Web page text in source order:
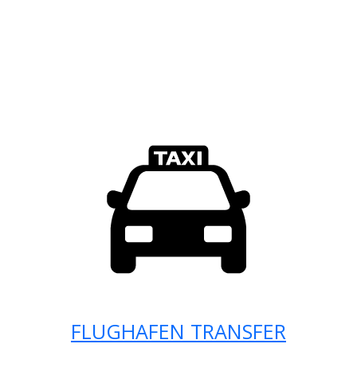
FLUGHAFEN TRANSFER